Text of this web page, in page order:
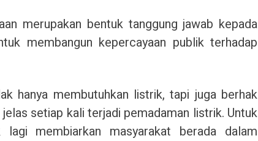
merupakan bentuk tanggung jawab kepada
membangun kepercayaan publik terhadap
hanya membutuhkan listrik, tapi juga berhak
setiap kali terjadi pemadaman listrik. Untuk
membiarkan masyarakat berada dalam